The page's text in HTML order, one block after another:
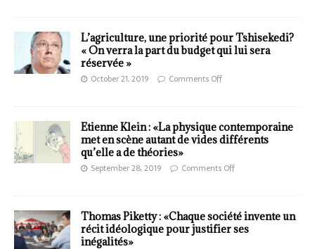
L’agriculture, une priorité pour Tshisekedi?
« On verra la part du budget qui lui sera
réservée »
October 21, 2019 Comments Off
Etienne Klein : «La physique contemporaine
met en scène autant de vides différents
qu’elle a de théories»
September 28, 2019 Comments Off
Thomas Piketty : «Chaque société invente un
récit idéologique pour justifier ses
inégalités»